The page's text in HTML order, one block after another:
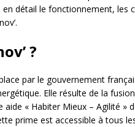
détail le fonctionnement, les
?
par le gouvernement
Elle résulte de la
« Habiter Mieux – Agilité »
prime est accessible à tous